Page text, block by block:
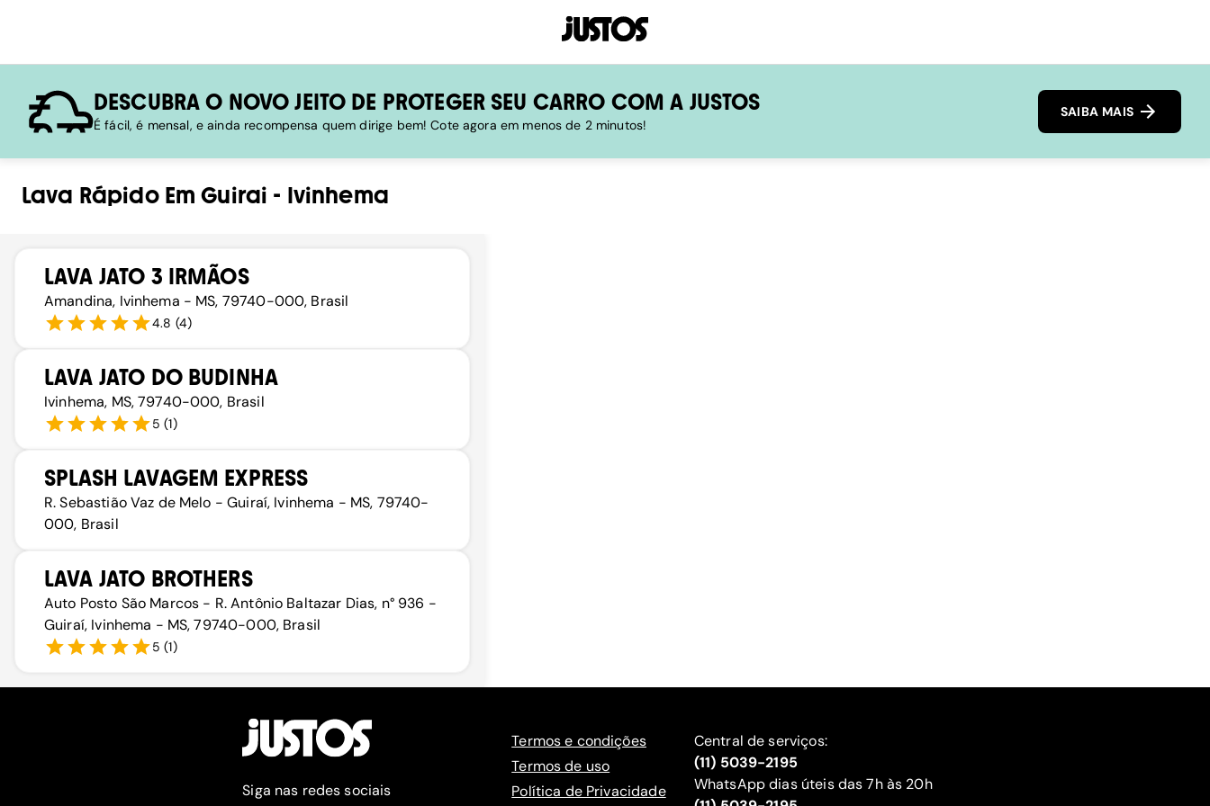
DESCUBRA O NOVO JEITO DE PROTEGER SEU CARRO COM A JUSTOS
É fácil, é mensal, e ainda recompensa quem dirige bem! Cote agora em menos de 2 minutos!
SAIBA MAIS
Lava RápidoEmGuirai - Ivinhema
LAVA JATO 3 IRMÃOS
Amandina, Ivinhema - MS, 79740-000, Brasil
4.8 (4)
LAVA JATO DO BUDINHA
Ivinhema, MS, 79740-000, Brasil
5 (1)
SPLASH LAVAGEM EXPRESS
R. Sebastião Vaz de Melo - Guiraí, Ivinhema - MS, 79740-
000, Brasil
LAVA JATO BROTHERS
Auto Posto São Marcos - R. Antônio Baltazar Dias, n° 936 -
Guiraí, Ivinhema - MS, 79740-000, Brasil
5 (1)
Siga nas redes sociais
Termos e condições
Termos de uso
Política de Privacidade
Central de serviços:
(11) 5039-2195
WhatsApp dias úteis das 7h às 20h